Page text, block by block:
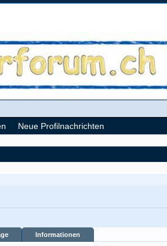
Informationen
Neue Profilnachrichten